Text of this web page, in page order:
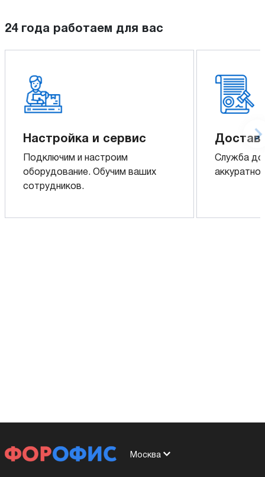
24 года работаем для вас
Настройка и сервис
Подключим и настроим
оборудование. Обучим ваших
сотрудников.
Служба
аккуратно
Москва